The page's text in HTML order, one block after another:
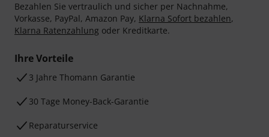
Bezahlen Sie vertraulich und sicher per Nachnahme,
Vorkasse, PayPal, Amazon Pay, Klarna Sofort bezahlen,
Klarna Ratenzahlung oder Kreditkarte.
Ihre Vorteile
3 Jahre Thomann Garantie
30 Tage Money-Back-Garantie
Reparaturservice